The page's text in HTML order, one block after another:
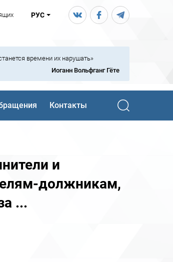
РУС
времени их нарушать»
Иоганн Вольфганг Гёте
Контакты
и
должникам,
...